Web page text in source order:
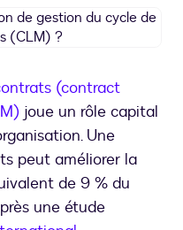
(contract
joue un rôle capital
Une
peut améliorer la
de 9 % du
une étude